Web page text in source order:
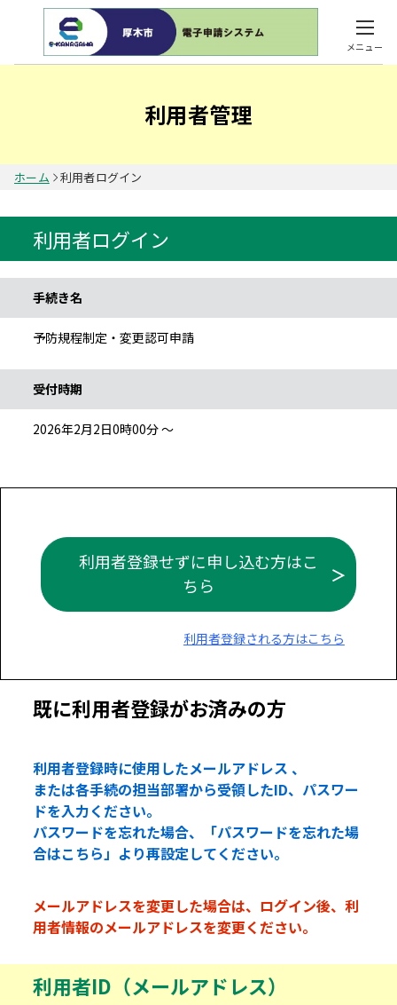
メニュー
利用者管理
ホーム 利用者ログイン
利用者ログイン
手続き名
予防規程制定・変更認可申請
受付時期
2026年2月2日0時00分 ～
利用者登録せずに申し込む方はこ
ちら
利用者登録される方はこちら
既に利用者登録がお済みの方
利用者登録時に使用したメールアドレス 、
または各手続の担当部署から受領したID、パスワー
ドを入力ください。
パスワードを忘れた場合、「パスワードを忘れた場
合はこちら」より再設定してください。
メールアドレスを変更した場合は、ログイン後、利
用者情報のメールアドレスを変更ください。
利用者ID（メールアドレス）